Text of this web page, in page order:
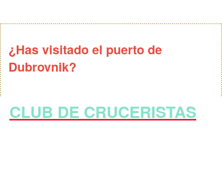
¿Has visitado el puerto de
Dubrovnik?
CLUB DE CRUCERISTAS